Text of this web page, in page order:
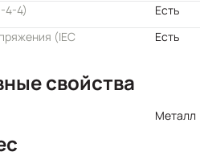
4-4)
Есть
(IEC
Есть
свойства
Металл